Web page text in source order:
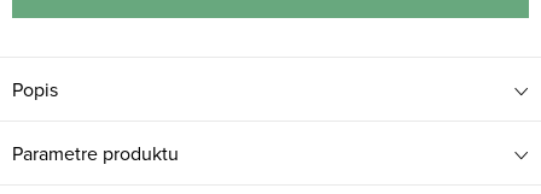
Popis
Parametre produktu